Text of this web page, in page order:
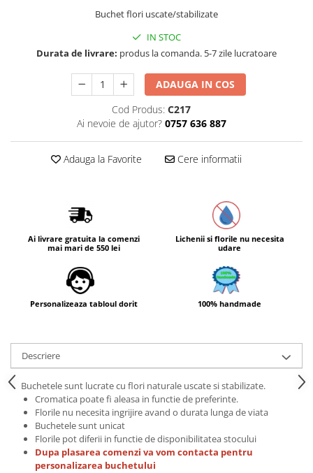
Buchet flori uscate/stabilizate
IN STOC
Durata de livrare: produs la comanda. 5-7 zile lucratoare
ADAUGA IN COS
Cod Produs: C217
Ai nevoie de ajutor? 0757 636 887
Adauga la Favorite Cere informatii
Ai livrare gratuita la comenzi
mai mari de 550 lei
Lichenii si florile nu necesita
udare
Personalizeaza tabloul dorit 100% handmade
Descriere
Buchetele sunt lucrate cu flori naturale uscate si stabilizate.
Cromatica poate fi aleasa in functie de preferinte.
Florile nu necesita ingrijire avand o durata lunga de viata
Buchetele sunt unicat
Florile pot diferii in functie de disponibilitatea stocului
Dupa plasarea comenzi va vom contacta pentru
personalizarea buchetului